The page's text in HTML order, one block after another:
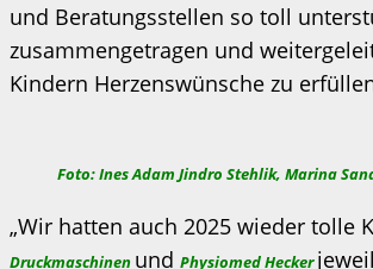
und Beratungsstellen so toll
zusammengetragen und
Kindern Herzenswünsche zu
Foto: Ines Adam Jindro Stehlik, Marina
„Wir hatten auch 2025 wieder tolle
Druckmaschinen und Physiomed Hecker